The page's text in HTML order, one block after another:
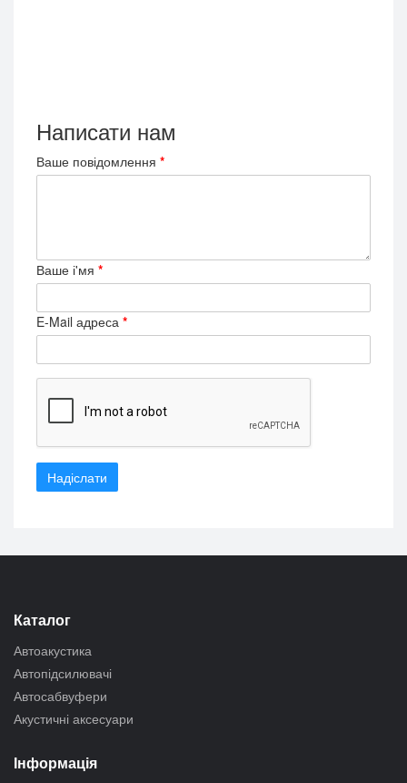
Написати нам
Ваше повідомлення
Ваше і'мя
E-Mail адреса
Надіслати
Каталог
Автоакустика
Автопідсилювачі
Автосабвуфери
Акустичні аксесуари
Інформація